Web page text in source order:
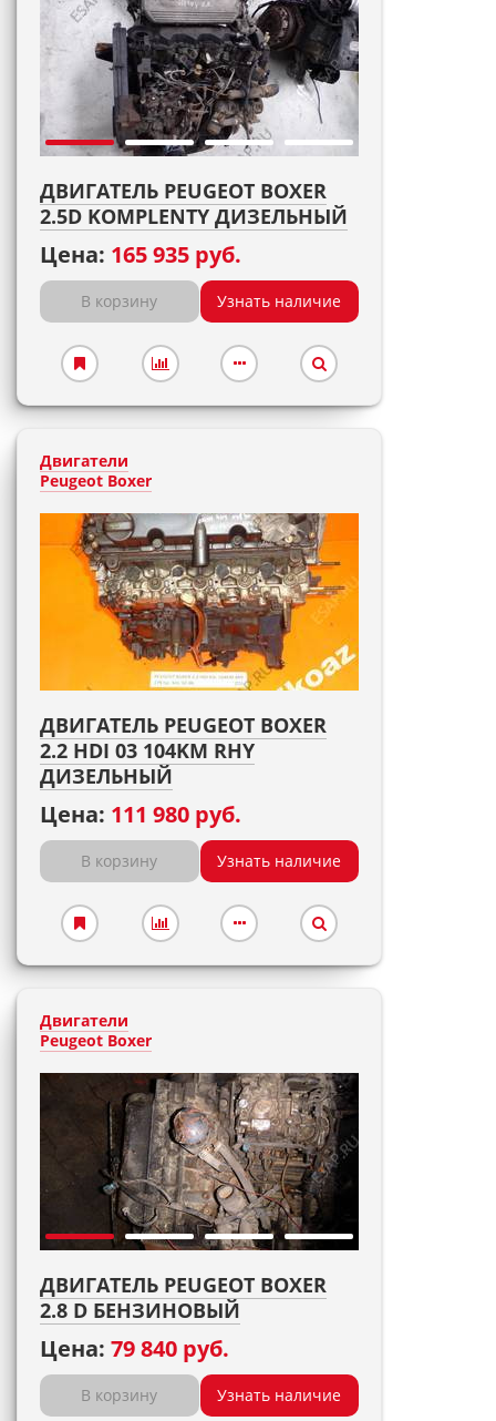
ДВИГАТЕЛЬ PEUGEOT BOXER
2.5D KOMPLENTY ДИЗЕЛЬНЫЙ
Цена: 165 935 руб.
В корзину Узнать наличие
Двигатели
Peugeot Boxer
ДВИГАТЕЛЬ PEUGEOT BOXER
2.2 HDI 03 104KM RHY
ДИЗЕЛЬНЫЙ
Цена: 111 980 руб.
В корзину Узнать наличие
Двигатели
Peugeot Boxer
ДВИГАТЕЛЬ PEUGEOT BOXER
2.8 D БЕНЗИНОВЫЙ
Цена: 79 840 руб.
В корзину Узнать наличие